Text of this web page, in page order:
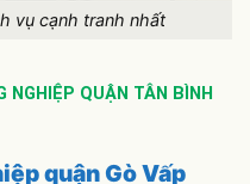
vụ cạnh tranh nhất
NGHIỆP QUẬN TÂN BÌNH
quận Gò Vấp